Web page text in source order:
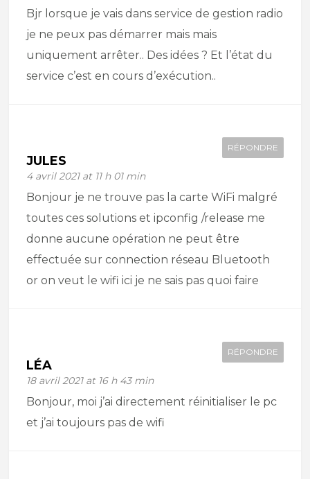
Bjr lorsque je vais dans service de gestion radio
je ne peux pas démarrer mais mais
uniquement arrêter.. Des idées ? Et l’état du
service c’est en cours d’exécution..
JULES
4 avril 2021 at 11 h 01 min
RÉPONDRE
Bonjour je ne trouve pas la carte WiFi malgré
toutes ces solutions et ipconfig /release me
donne aucune opération ne peut être
effectuée sur connection réseau Bluetooth
or on veut le wifi ici je ne sais pas quoi faire
LÉA
18 avril 2021 at 16 h 43 min
RÉPONDRE
Bonjour, moi j’ai directement réinitialiser le pc
et j’ai toujours pas de wifi